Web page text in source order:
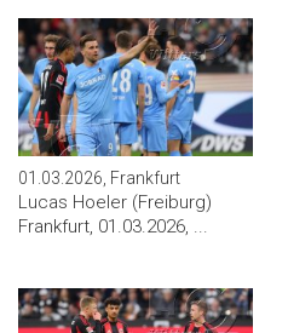
01.03.2026, Frankfurt
Lucas Hoeler (Freiburg)
Frankfurt, 01.03.2026, ...